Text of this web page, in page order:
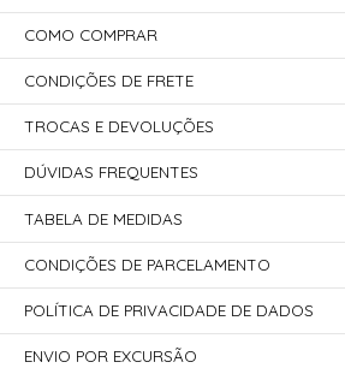
COMO COMPRAR
CONDIÇÕES DE FRETE
TROCAS E DEVOLUÇÕES
DÚVIDAS FREQUENTES
TABELA DE MEDIDAS
CONDIÇÕES DE PARCELAMENTO
POLÍTICA DE PRIVACIDADE DE DADOS
ENVIO POR EXCURSÃO